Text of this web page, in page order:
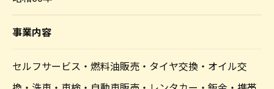
事業内容
セルフサービス・燃料油販売・タイヤ交換・オイル交